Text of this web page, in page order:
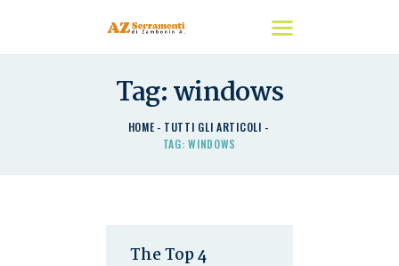
Tag: windows
HOME
TUTTI GLI ARTICOLI
TAG: WINDOWS
HOME
CHI SIAMO
The Top 4